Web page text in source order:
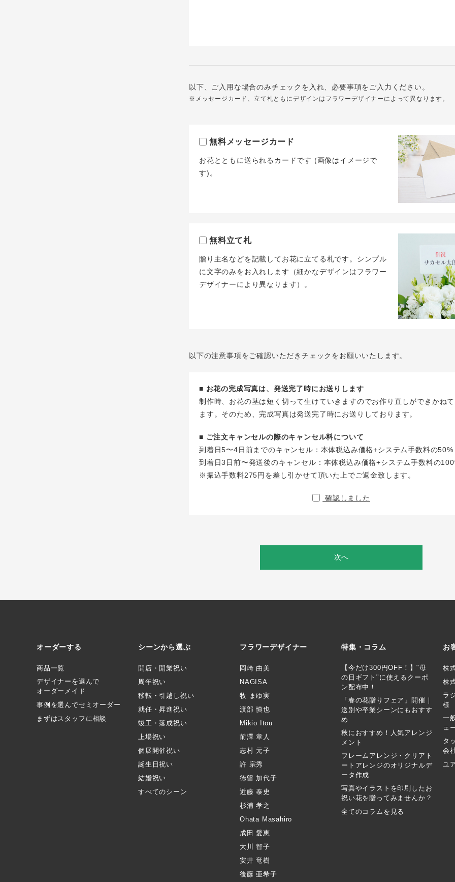
以下、ご入用な場合のみチェックを入れ、必要事項をご入力ください。
※メッセージカード、立て札ともにデザインはフラワーデザイナーによって異なります。
無料メッセージカード
お花とともに送られるカードです (画像はイメージで
す)。
無料立て札
贈り主名などを記載してお花に立てる札です。シンプル
に文字のみをお入れします（細かなデザインはフラワー
デザイナーにより異なります）。
以下の注意事項をご確認いただきチェックをお願いいたします。
■ お花の完成写真は、発送完了時にお送りします
制作時、お花の茎は短く切って生けていきますのでお作り直しができかね
ます。そのため、完成写真は発送完了時にお送りしております。
■ ご注文キャンセルの際のキャンセル料について
到着日5〜4日前までのキャンセル：本体税込み価格+システム手数料の50%
到着日3日前〜発送後のキャンセル：本体税込み価格+システム手数料の
※振込手数料275円を差し引かせて頂いた上でご返金致します。
確認しました
次へ
オーダーする
商品一覧
デザイナーを選んで
オーダーメイド
事例を選んでセミオーダー
まずはスタッフに相談
シーンから選ぶ
開店・開業祝い
周年祝い
移転・引越し祝い
就任・昇進祝い
竣工・落成祝い
上場祝い
個展開催祝い
誕生日祝い
結婚祝い
すべてのシーン
フラワーデザイナー
岡崎 由美
NAGISA
牧 まゆ実
渡部 慎也
Mikio Itou
前澤 章人
志村 元子
許 宗秀
徳留 加代子
近藤 泰史
杉浦 孝之
Ohata Masahiro
成田 愛恵
大川 智子
安井 竜樹
後藤 亜希子
特集・コラム
【今だけ300円OFF！】"母
の日ギフト"に使えるクーポ
ン配布中！
「春の花贈りフェア」開催｜
送別や卒業シーンにもおすす
め
秋におすすめ！人気アレンジ
メント
フレームアレンジ・クリアト
ートアレンジのオリジナルデ
ータ作成
写真やイラストを印刷したお
祝い花を贈ってみませんか？
全てのコラムを見る
お
株
株
ラ
様
一
ェ
タ
会
ユ